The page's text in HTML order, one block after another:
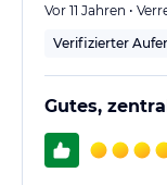
Vor 11 Jahren •
Verifizierter
Gutes,